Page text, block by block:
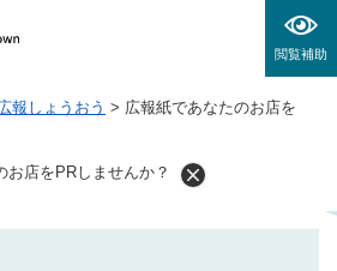
閲覧補助
報しょうおう > 広報紙であなたのお店を
お店をPRしませんか？